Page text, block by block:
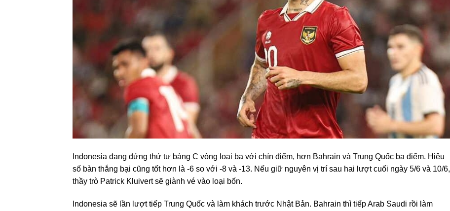
Indonesia đang đứng thứ tư bảng C vòng loại ba với chín điểm, hơn Bahrain và Trung Quốc ba điểm. Hiệu
số bàn thắng bại cũng tốt hơn là -6 so với -8 và -13. Nếu giữ nguyên vị trí sau hai lượt cuối ngày 5/6 và 10/6,
thầy trò Patrick Kluivert sẽ giành vé vào loại bốn.
Indonesia sẽ lần lượt tiếp Trung Quốc và làm khách trước Nhật Bản. Bahrain thì tiếp Arab Saudi rồi làm